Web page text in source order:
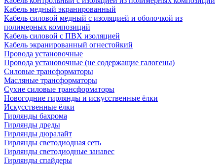
Кабель медный экранированный
Кабель силовой медный с изоляцией и оболочкой из
полимерных композиций
Кабель силовой с ПВХ изоляцией
Кабель экранированный огнестойкий
Провода установочные
Провода установочные (не содержащие галогены)
Силовые трансформаторы
Масляные трансформаторы
Сухие силовые трансформаторы
Новогодние гирлянды и искусственные ёлки
Искусственные ёлки
Гирлянды бахрома
Гирлянды дреды
Гирлянды дюралайт
Гирлянды светодиодная сеть
Гирлянды светодиодные занавес
Гирлянды спайдеры